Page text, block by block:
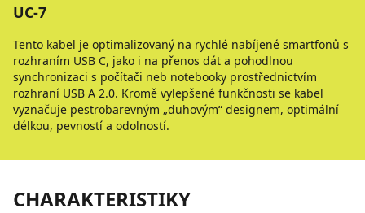
UC-7
Tento kabel je optimalizovaný na rychlé nabíjené smartfonů s
rozhraním USB C, jako i na přenos dát a pohodlnou
synchronizaci s počítači neb notebooky prostřednictvím
rozhraní USB A 2.0. Kromě vylepšené funkčnosti se kabel
vyznačuje pestrobarevným „duhovým“ designem, optimální
délkou, pevností a odolností.
CHARAKTERISTIKY